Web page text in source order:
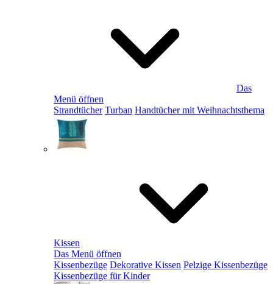
Das
Menü öffnen
Strandtücher Turban Handtücher mit Weihnachtsthema
Kissen
Das Menü öffnen
Kissenbezüge Dekorative Kissen Pelzige Kissenbezüge
Kissenbezüge für Kinder